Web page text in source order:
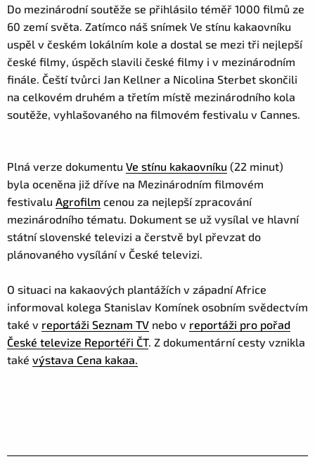
Do mezinárodní soutěže se přihlásilo téměř 1000 filmů ze
60 zemí světa. Zatímco náš snímek Ve stínu kakaovníku
uspěl v českém lokálním kole a dostal se mezi tři nejlepší
české filmy, úspěch slavili české filmy i v mezinárodním
finále. Čeští tvůrci Jan Kellner a Nicolina Sterbet skončili
na celkovém druhém a třetím místě mezinárodního kola
soutěže, vyhlašovaného na filmovém festivalu v Cannes.
Plná verze dokumentu Ve stínu kakaovníku (22 minut)
byla oceněna již dříve na Mezinárodním filmovém
festivalu Agrofilm cenou za nejlepší zpracování
mezinárodního tématu. Dokument se už vysílal ve hlavní
státní slovenské televizi a čerstvě byl převzat do
plánovaného vysílání v České televizi.
O situaci na kakaových plantážích v západní Africe
informoval kolega Stanislav Komínek osobním svědectvím
také v reportáži Seznam TV nebo v reportáži pro pořad
České televize Reportéři ČT. Z dokumentární cesty vznikla
také výstava Cena kakaa.